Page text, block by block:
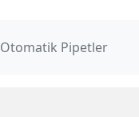
Otomatik Pipetler